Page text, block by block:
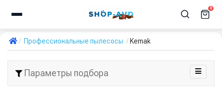
0
Профессиональные пылесосы Kemak
Параметры подбора